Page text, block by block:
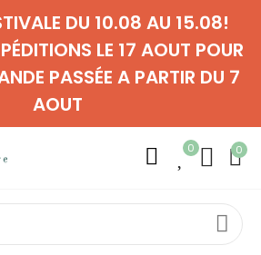
DU 10.08 AU 15.08!
LE 17 AOUT POUR
PASSÉE A PARTIR DU 7
AOUT
0 0